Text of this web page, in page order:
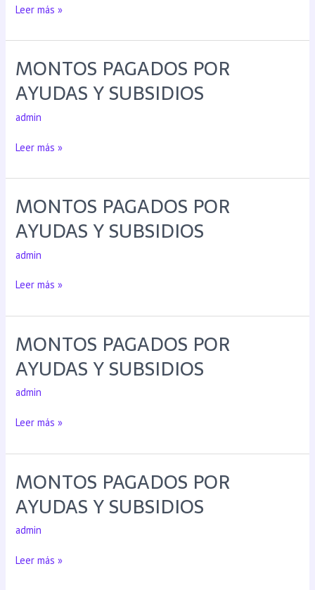
Leer más »
MONTOS PAGADOS POR
AYUDAS Y SUBSIDIOS
admin
Leer más »
MONTOS PAGADOS POR
AYUDAS Y SUBSIDIOS
admin
Leer más »
MONTOS PAGADOS POR
AYUDAS Y SUBSIDIOS
admin
Leer más »
MONTOS PAGADOS POR
AYUDAS Y SUBSIDIOS
admin
Leer más »